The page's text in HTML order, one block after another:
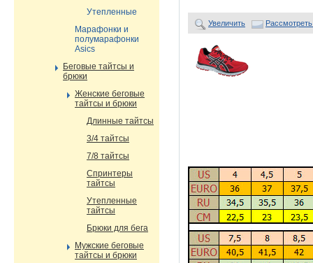
Увеличить
Утепленные
Марафонки и
полумарафонки
Asics
Беговые тайтсы и
брюки
Женские беговые
тайтсы и брюки
Длинные тайтсы
3/4 тайтсы
7/8 тайтсы
Спринтеры
тайтсы
Утепленные
тайтсы
Брюки для бега
Мужские беговые
тайтсы и брюки